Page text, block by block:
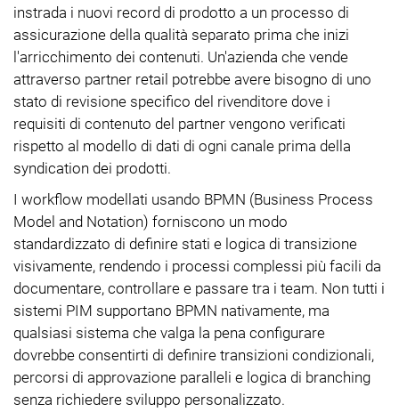
instrada i nuovi record di prodotto a un processo di
assicurazione della qualità separato prima che inizi
l'arricchimento dei contenuti. Un'azienda che vende
attraverso partner retail potrebbe avere bisogno di uno
stato di revisione specifico del rivenditore dove i
requisiti di contenuto del partner vengono verificati
rispetto al modello di dati di ogni canale prima della
syndication dei prodotti.
I workflow modellati usando BPMN (Business Process
Model and Notation) forniscono un modo
standardizzato di definire stati e logica di transizione
visivamente, rendendo i processi complessi più facili da
documentare, controllare e passare tra i team. Non tutti i
sistemi PIM supportano BPMN nativamente, ma
qualsiasi sistema che valga la pena configurare
dovrebbe consentirti di definire transizioni condizionali,
percorsi di approvazione paralleli e logica di branching
senza richiedere sviluppo personalizzato.